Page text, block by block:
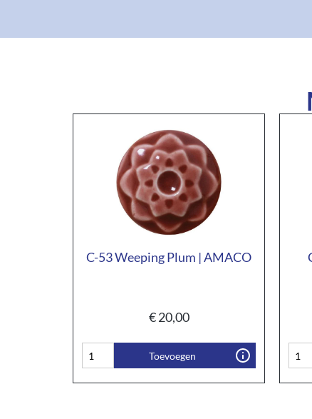
C-53 Weeping Plum | AMACO
€20,00
Toevoegen